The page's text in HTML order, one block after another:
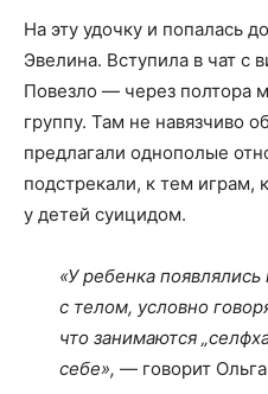
На эту удочку и попалась
Эвелина. Вступила в чат с
Повезло — через полтора
группу. Там не навязчиво
предлагали однополые
подстрекали, к тем играм,
у детей суицидом.
«У ребенка
с телом, условно
что занимаются
себе», — говорит